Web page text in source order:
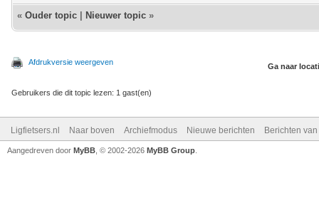
« Ouder topic Nieuwer topic »
Afdrukversie weergeven Ga naar
Gebruikers die dit topic lezen: 1 gast(en)
Ligfietsers.nl Naar boven Archiefmodus Nieuwe berichten Berichten
Aangedreven door MyBB , © 2002-2026 MyBB Group